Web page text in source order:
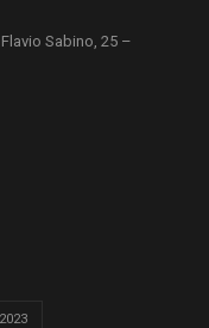
Sabino, 25 –